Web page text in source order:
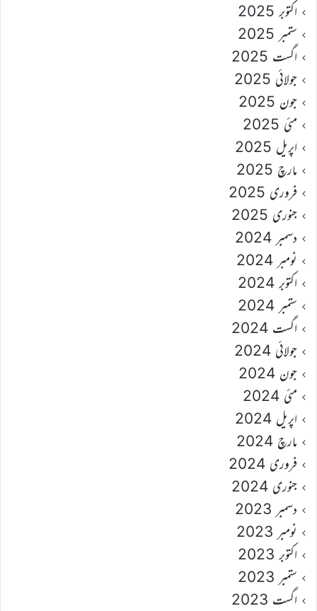
اکتوبر 2025
ستمبر 2025
اگست 2025
جولائی 2025
جون 2025
مئی 2025
اپریل 2025
مارچ 2025
فروری 2025
جنوری 2025
دسمبر 2024
نومبر 2024
اکتوبر 2024
ستمبر 2024
اگست 2024
جولائی 2024
جون 2024
مئی 2024
اپریل 2024
مارچ 2024
فروری 2024
جنوری 2024
دسمبر 2023
نومبر 2023
اکتوبر 2023
ستمبر 2023
اگست 2023